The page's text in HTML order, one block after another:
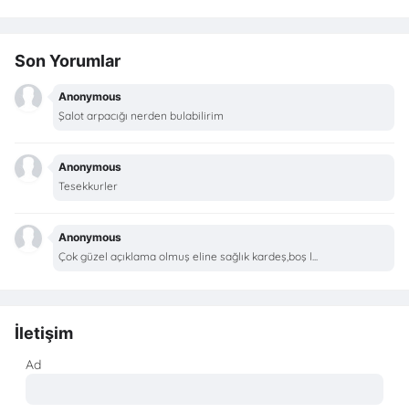
Son Yorumlar
Anonymous
Şalot arpacığı nerden bulabilirim
Anonymous
Tesekkurler
Anonymous
Çok güzel açıklama olmuş eline sağlık kardeş,boş l...
İletişim
Ad